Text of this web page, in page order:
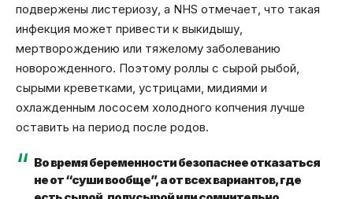
подвержены листериозу, а NHS отмечает, что такая
инфекция может привести к выкидышу,
мертворождению или тяжелому заболеванию
новорожденного. Поэтому роллы с сырой рыбой,
сырыми креветками, устрицами, мидиями и
охлажденным лососем холодного копчения лучше
оставить на период после родов.
Во время беременности безопаснее отказаться
не от “суши вообще”, а от всех вариантов, где